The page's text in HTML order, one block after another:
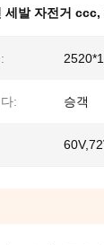
세발 자전거 ccc,
: 승객